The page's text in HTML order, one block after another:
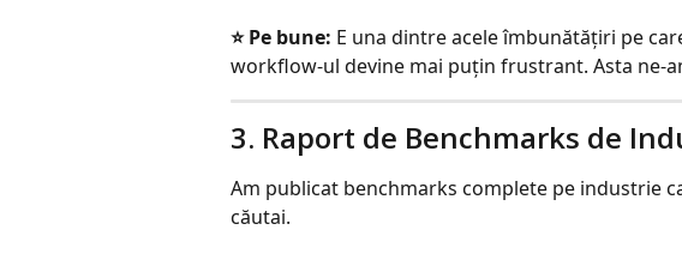
⭐️ Pe bune: E una dintre acele îmbunătățiri pe
workflow-ul devine mai puțin frustrant. Asta ne-
3. Raport de Benchmarks de
Am publicat benchmarks complete pe industrie
căutai.